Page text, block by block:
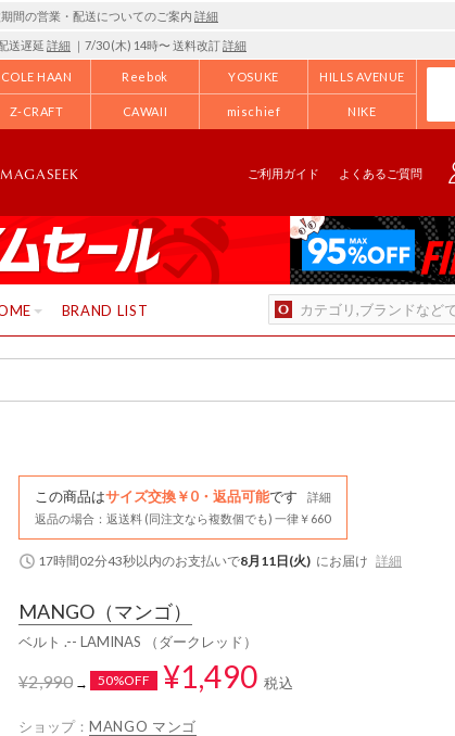
期間の営業・配送についてのご案内 詳細
送遅延 詳細 ｜7/30 (木) 14時〜 送料改訂詳細
COLE HAAN Reebok YOSUKE HILLS AVENUE
Z-CRAFT CAWAII mischief NIKE
MAGASEEK ご利用ガイド よくあるご質問
BRAND LIST
この商品はサイズ交換￥0・返品可能です
詳細
返品の場合：返送料 (同注文なら複数個でも) 一律￥660
17時間02分42秒以内のお支払いで8月11日(火) にお届け 詳細
MANGO （マンゴ）
ベルト .-- LAMINAS （ダークレッド）
¥2,990→ 50%OFF ¥1,490 税込
ショップ： MANGO マンゴ